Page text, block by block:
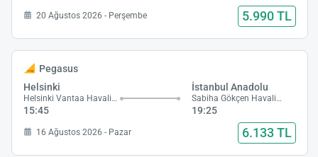
20 Ağustos 2026 - Perşembe 5.990 TL
Pegasus
Helsinki
Helsinki Vantaa Havalimanı
15:45
İstanbul Anadolu
Sabiha Gökçen Havalimanı
19:25
16 Ağustos 2026 - Pazar 6.133 TL